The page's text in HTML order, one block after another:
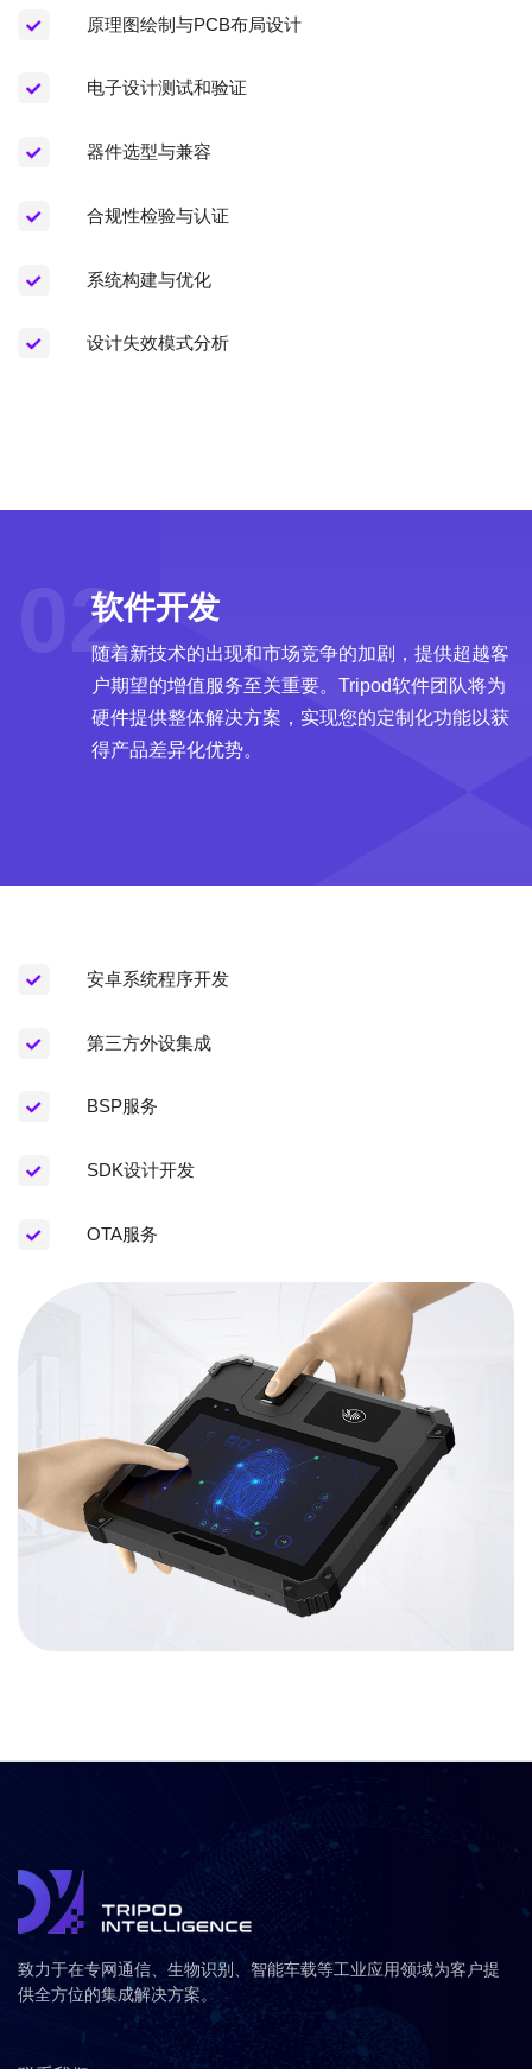
原理图绘制与PCB布局设计
电子设计测试和验证
器件选型与兼容
合规性检验与认证
系统构建与优化
设计失效模式分析
02
软件开发
随着新技术的出现和市场竞争的加剧，提供超越客
户期望的增值服务至关重要。Tripod软件团队将为
硬件提供整体解决方案，实现您的定制化功能以获
得产品差异化优势。
安卓系统程序开发
第三方外设集成
BSP服务
SDK设计开发
OTA服务
致力于在专网通信、生物识别、智能车载等工业应用领域为客户提
供全方位的集成解决方案。